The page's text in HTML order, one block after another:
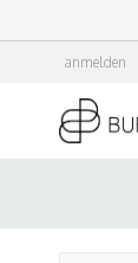
anmelden